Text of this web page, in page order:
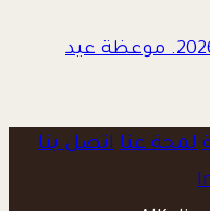
موعظة يوم الأحد 31 أيار 2026. موعظة عيد
لمحة عنا اتصل بنا